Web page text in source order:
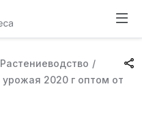
Растениеводство /
2020 г оптом от